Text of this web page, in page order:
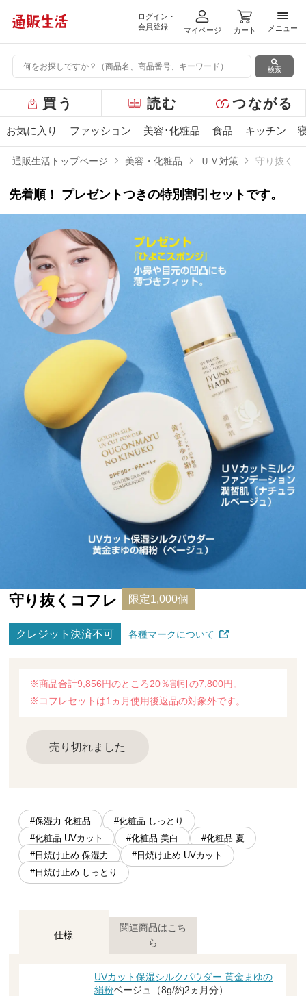
ログイン・
会員登録
マイページ カート
メニ
メニュー
検索
ー
バ
ュ
買う 読む つながる
お気に入り ファッション 美容･化粧品 食品 キッチン
通販生活トップページ 美容・化粧品 ＵＶ対策 守り抜くコ
先着順！ プレゼントつきの特別割引セットです。
守り抜くコフレ 限定1,000個
クレジット決済不可 各種マークについて
※商品合計9,856円のところ20％割引の7,800円。
※コフレセットは1ヵ月使用後返品の対象外です。
売り切れました
#保湿力 化粧品
#化粧品 しっとり
#化粧品 UVカット
#化粧品 美白
#化粧品 夏
#日焼け止め 保湿力
#日焼け止め UVカット
#日焼け止め しっとり
仕様
関連商品はこち
ら
UVカット保湿シルクパウダー 黄金まゆの
絹粉ベージュ（8g/約2ヵ月分）